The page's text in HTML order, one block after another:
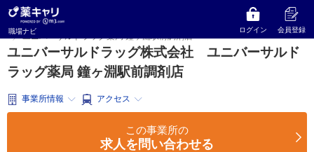
職場ナビ ログイン 会員登録
薬キャリ 職場ナビ
ユニバーサルドラッグ株式会社
ユニバーサルドラッグ薬局 鐘ヶ淵駅前調剤店
ユニバーサルドラッグ株式会社 ユニバーサルド
ラッグ薬局 鐘ヶ淵駅前調剤店
事業所情報 アクセス
この事業所の
求人を問い合わせる